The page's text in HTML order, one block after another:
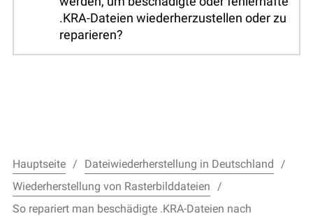
.KRA-Dateien wiederherzustellen oder zu
reparieren?
Hauptseite
Dateiwiederherstellung in Deutschland
Wiederherstellung von Rasterbilddateien
So repariert man beschädigte .KRA-Dateien nach